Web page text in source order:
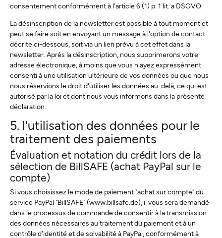
consentement conformément à l'article 6 (1) p. 1 lit. a DSGVO.
La désinscription de la newsletter est possible à tout moment et
peut se faire soit en envoyant un message à l'option de contact
décrite ci-dessous, soit via un lien prévu à cet effet dans la
newsletter. Après la désinscription, nous supprimerons votre
adresse électronique, à moins que vous n'ayez expressément
consenti à une utilisation ultérieure de vos données ou que nous
nous réservions le droit d'utiliser les données au-delà, ce qui est
autorisé par la loi et dont nous vous informons dans la présente
déclaration.
5. l'utilisation des données pour le
traitement des paiements
Évaluation et notation du crédit lors de la
sélection de BillSAFE (achat PayPal sur le
compte)
Si vous choisissez le mode de paiement "achat sur compte" du
service PayPal "BillSAFE" (www.billsafe.de), il vous sera demandé
dans le processus de commande de consentir à la transmission
des données nécessaires au traitement du paiement et à un
contrôle d'identité et de solvabilité à PayPal, conformément à